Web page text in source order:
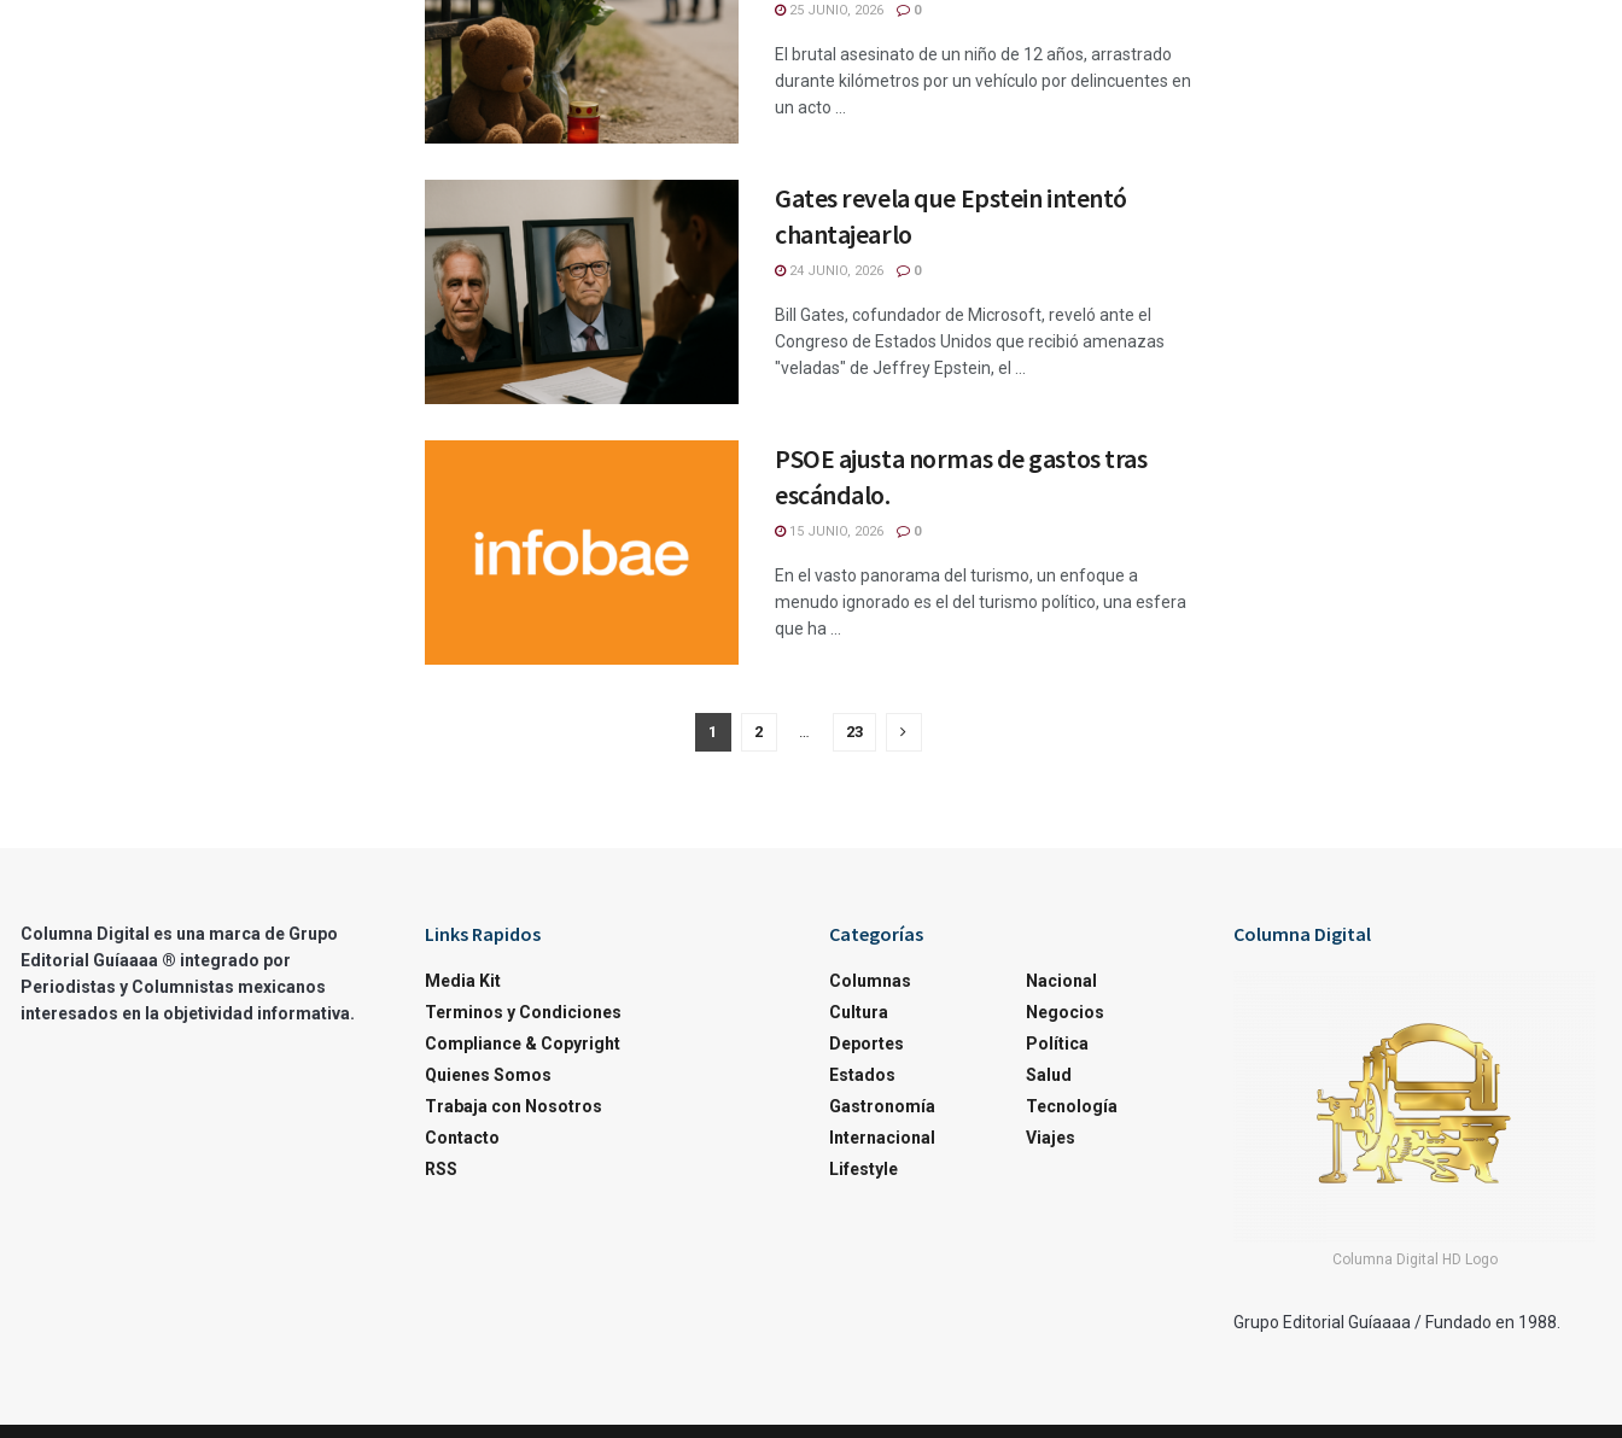
25 JUNIO, 2026 0
El brutal asesinato de un niño de 12 años, arrastrado
durante kilómetros por un vehículo por delincuentes en
un acto ...
Gates revela que Epstein intentó
chantajearlo
24 JUNIO, 2026 0
Bill Gates, cofundador de Microsoft, reveló ante el
Congreso de Estados Unidos que recibió amenazas
"veladas" de Jeffrey Epstein, el ...
PSOE ajusta normas de gastos tras
escándalo.
15 JUNIO, 2026 0
En el vasto panorama del turismo, un enfoque a
menudo ignorado es el del turismo político, una esfera
que ha ...
1 2 23
Columna Digital es una marca de Grupo
Editorial Guíaaaa ® integrado por
Periodistas y Columnistas mexicanos
interesados en la objetividad informativa.
Links Rapidos
Media Kit
Terminos y Condiciones
Compliance & Copyright
Quienes Somos
Trabaja con Nosotros
Contacto
RSS
Categorías
Columnas
Cultura
Deportes
Estados
Gastronomía
Internacional
Lifestyle
Nacional
Negocios
Política
Salud
Tecnología
Viajes
Columna Digital
Columna Digital HD Logo
Grupo Editorial Guíaaaa / Fundado en 1988.